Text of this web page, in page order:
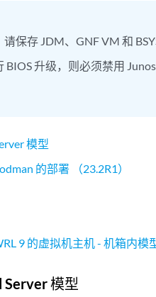
保存 JDM、GNF VM 和
BIOS 升级，则必须禁用
模型
的部署 （23.2R1）
9 的虚拟机主机 - 机箱内模
模型